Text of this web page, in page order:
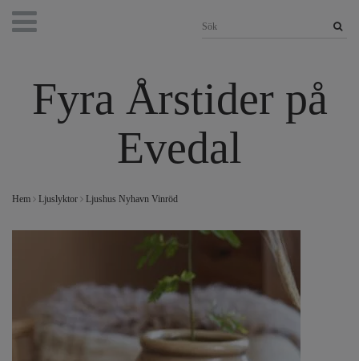
Fyra Årstider på
Evedal
Hem Ljuslyktor Ljushus Nyhavn Vinröd